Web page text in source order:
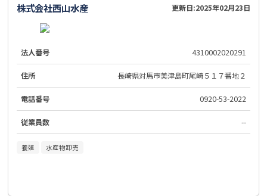
株式会社西山水産 更新日:2025年02月23日
法人番号 4310002020291
住所 長崎県対馬市美津島町尾崎５１７番地２
電話番号 0920-53-2022
従業員数 --
養殖 水産物卸売